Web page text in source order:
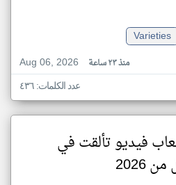
Varieties
Aug 06, 2026
منذ ٢٣ ساعة
عدد الكلمات: ٤٣٦
فيديو تألقت في